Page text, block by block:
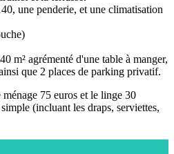
une penderie, et une climatisation
m² agrémenté d'une table à manger,
que 2 places de parking privatif.
75 euros et le linge 30
(incluant les draps, serviettes,